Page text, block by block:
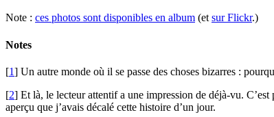
Note : ces photos sont disponibles en album (etsur Flickr.)
Notes
[1] Un autre monde où il se passe des choses bizarres :
[2] Et là, le lecteur attentif a une impression de déjà-vu.
aperçu que j’avais décalé cette histoire d’un jour.